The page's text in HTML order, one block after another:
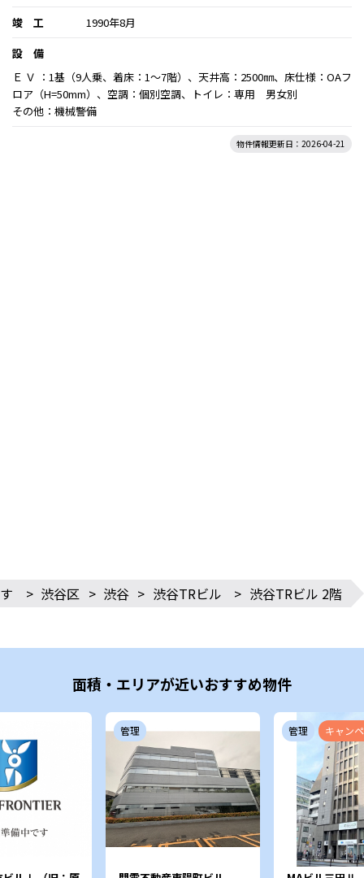
竣 工
1990年8月
設 備
Ｅ Ｖ ：1基（9人乗、着床：1～7階）、天井高：2500㎜、床仕様：OAフ
ロア（H=50mm）、空調：個別空調、トイレ：専用 男女別
その他：機械警備
物件情報更新日：2026-04-21
> 渋谷区 > 渋谷 > 渋谷TRビル > 渋谷TRビル 2階
面積・エリアが近いおすすめ物件
管理 管理 キャン